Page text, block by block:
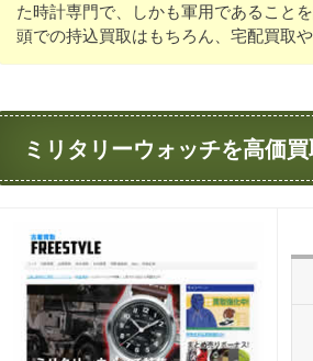
た時計専門で、しかも軍用であること
頭での持込買取はもちろん、宅配買取
ミリタリーウォッチを高価